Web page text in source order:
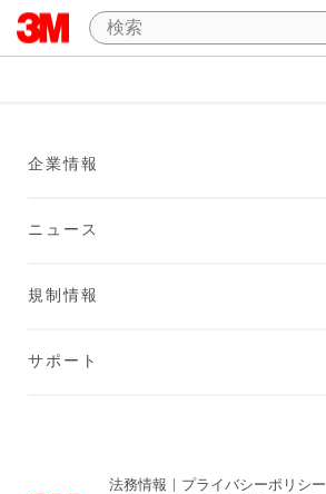
企業情報
ニュース
規制情報
サポート
法務情報 プライバシーポリシー